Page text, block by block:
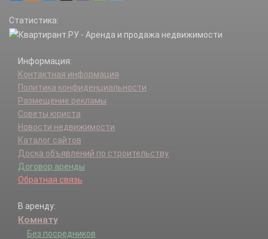
Статистика:
Информация:
Контактная информация
Политика конфиденциальности
Размещение рекламы
Советы юриста
Новости недвижимости
Каталог сайтов
Доска объявлений по строительству
Договор аренды
Обратная связь
В аренду:
Комнату
Без посредников